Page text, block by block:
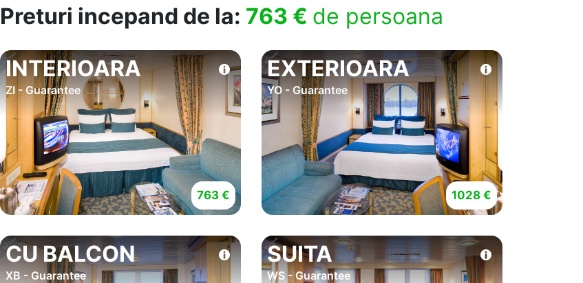
Preturi incepand de la: 763 € de persoana
INTERIOARA
ZI - Guarantee
763 €
EXTERIOARA
YO - Guarantee
1028 €
CU BALCON
XB - Guarantee
SUITA
WS - Guarantee